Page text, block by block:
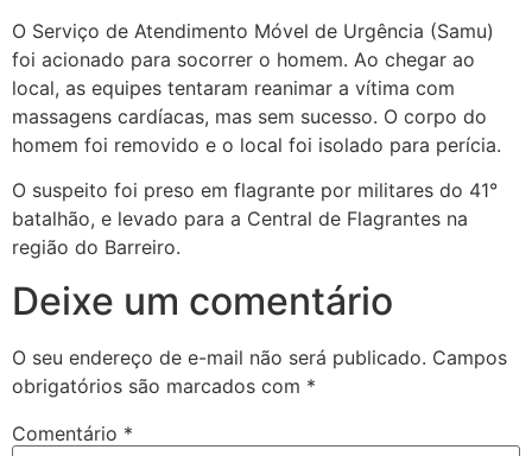
O Serviço de Atendimento Móvel de Urgência (Samu)
foi acionado para socorrer o homem. Ao chegar ao
local, as equipes tentaram reanimar a vítima com
massagens cardíacas, mas sem sucesso. O corpo do
homem foi removido e o local foi isolado para perícia.
O suspeito foi preso em flagrante por militares do 41°
batalhão, e levado para a Central de Flagrantes na
região do Barreiro.
Deixe um comentário
O seu endereço de e-mail não será publicado. Campos
obrigatórios são marcados com *
Comentário *